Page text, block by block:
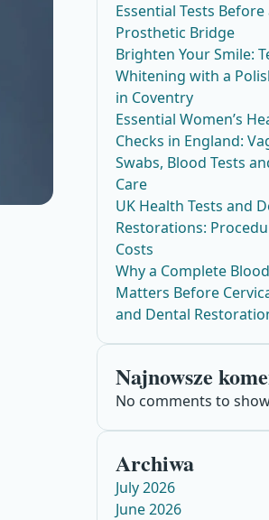
Essential Tests Before
Prosthetic Bridge
Brighten Your Smile:
Whitening with a
in Coventry
Essential Women’s
Checks in England:
Swabs, Blood Tests
Care
UK Health Tests and
Restorations:
Costs
Why a Complete
Matters Before
and Dental
Najnowsze
No comments to
Archiwa
July 2026
June 2026